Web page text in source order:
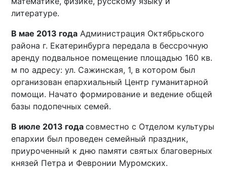
литературе.
В мае 2013 года Администрация Октябрьского
района г. Екатеринбурга передала в бессрочную
аренду подвальное помещение площадью 160 кв.
м по адресу: ул. Сажинская, 1, в котором был
организован епархиальный Центр гуманитарной
помощи. Начато формирование и ведение общей
базы подопечных семей.
В июле 2013 годасовместно с Отделом культуры
епархии был проведен семейный праздник,
приуроченный к дню памяти святых благоверных
князей Петра и Февронии Муромских.